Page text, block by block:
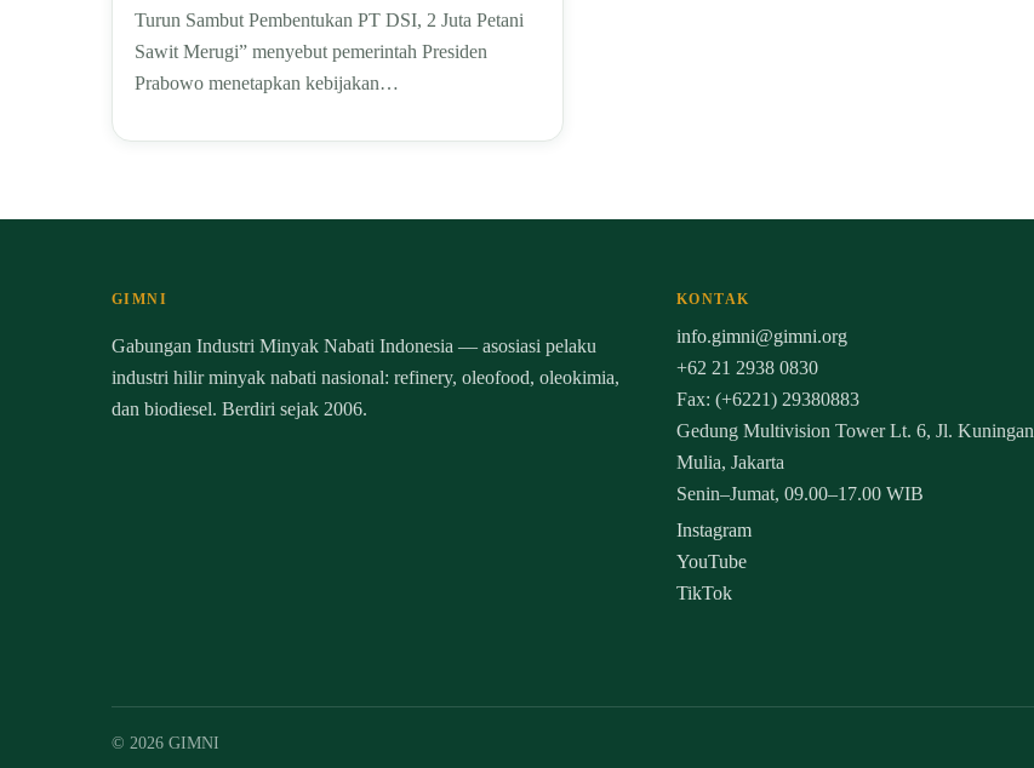
Turun Sambut Pembentukan PT DSI, 2 Juta Petani
Sawit Merugi” menyebut pemerintah Presiden
Prabowo menetapkan kebijakan…
GIMNI
Gabungan Industri Minyak Nabati Indonesia — asosiasi pelaku
industri hilir minyak nabati nasional: refinery, oleofood, oleokimia,
dan biodiesel. Berdiri sejak 2006.
KONTAK
info.gimni@gimni.org
+62 21 2938 0830
Fax: (+6221) 29380883
Gedung Multivision Tower Lt. 6, Jl. Kuningan
Mulia, Jakarta
Senin–Jumat, 09.00–17.00 WIB
Instagram
YouTube
TikTok
© 2026 GIMNI